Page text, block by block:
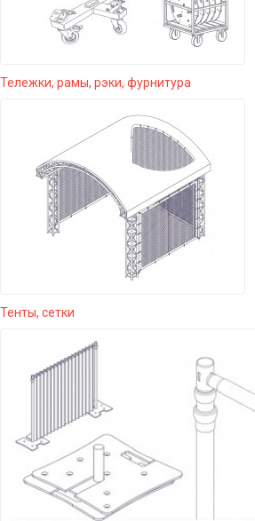
Тележки, рамы, рэки, фурнитура
Тенты, сетки